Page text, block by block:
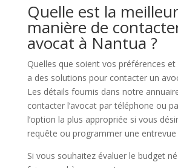
Quelle est la
manière de
avocat à Nantua ?
Quelles que soient vos préférences
a des solutions pour contacter un
Les détails fournis dans notre
contacter l’avocat par téléphone ou
l’option la plus appropriée si vous
requête ou programmer une
Si vous souhaitez évaluer le budget